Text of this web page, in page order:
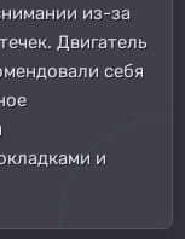
из-за
Двигатель
себя
и